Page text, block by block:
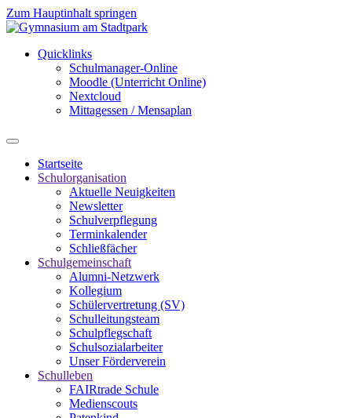
Zum Hauptinhalt springen
Quicklinks
Schulmanager-Online
Moodle (Unterricht Online)
Nextcloud
Mittagessen / Mensaplan
Startseite
Schulorganisation
Aktuelle Neuigkeiten
Newsletter
Schulverpflegung
Terminkalender
Schließfächer
Schulgemeinschaft
Alumni-Netzwerk
Kollegium
Schülervertretung (SV)
Schulleitungsteam
Schulpflegschaft
Schulsozialarbeiter
Unser Förderverein
Schulleben
FAIRtrade Schule
Medienscouts